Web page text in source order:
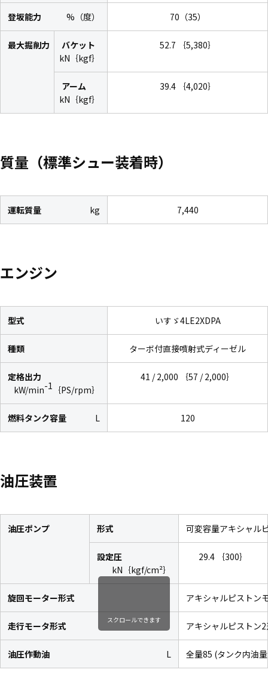
登坂能力 %（度） 70（35）
最大掘削力
バケット
kN｛kgf｝
52.7 ｛5,380｝
アーム
kN｛kgf｝
39.4 ｛4,020｝
質量（標準シュー装着時）
運転質量 kg 7,440
エンジン
型式 いすゞ4LE2XDPA
種類 ターボ付直接噴射式ディーゼル
定格出力
kW/min-1 ｛PS/rpm｝
41 / 2,000 ｛57 / 2,000｝
燃料タンク容量 L 120
油圧装置
油圧ポンプ 形式 可変容量アキシャル
設定圧
kN｛kgf/cm²｝
29.4 ｛300｝
旋回モーター形式 アキシャルピストン
走行モータ形式 アキシャルピストン
油圧作動油 L 全量85 (タンク内油
スクロールできます